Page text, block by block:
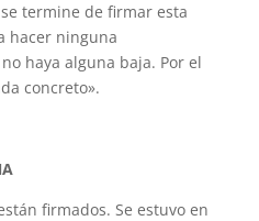
termine de firmar esta
hacer ninguna
haya alguna baja. Por el
concreto».
firmados. Se estuvo en